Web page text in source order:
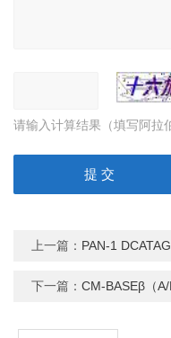
请输入计算结果（填写阿拉
上一篇： PAN-1
下一篇：CM-BASEβ（A/D